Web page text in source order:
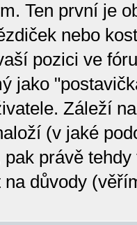
Ten první je
nebo
pozici ve
jako
Záleží
(v jaké
právě
na důvody